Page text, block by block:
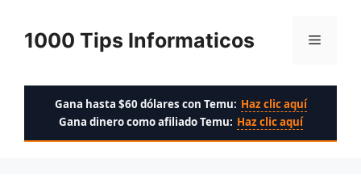
contenido
1000 Tips Informaticos Menú
Gana hasta $60 dólares con Temu: Haz clic aquí
Gana dinero como afiliado Temu: Haz clic aquí